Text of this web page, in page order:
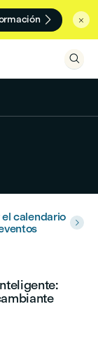
 

el calendario
